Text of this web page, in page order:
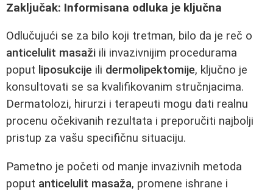
Zaključak: Informisana odluka je ključna
Odlučujući se za bilo koji tretman, bilo da je reč o
anticelulit masaži ili invazivnijim procedurama
poput liposukcije ili dermolipektomije, ključno je
konsultovati se sa kvalifikovanim stručnjacima.
Dermatolozi, hirurzi i terapeuti mogu dati realnu
procenu očekivanih rezultata i preporučiti najbolji
pristup za vašu specifičnu situaciju.
Pametno je početi od manje invazivnih metoda
poput anticelulit masaža, promene ishrane i